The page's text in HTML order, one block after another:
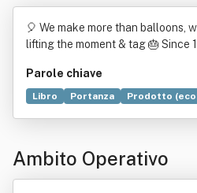
nefit
🎈 We make more than balloons,
lifting the moment & tag 🎂
Parole chiave
Libro Portanza
Prodotto
Associazione (diritto)
Comunità
Teleologia
Ambito Operativo